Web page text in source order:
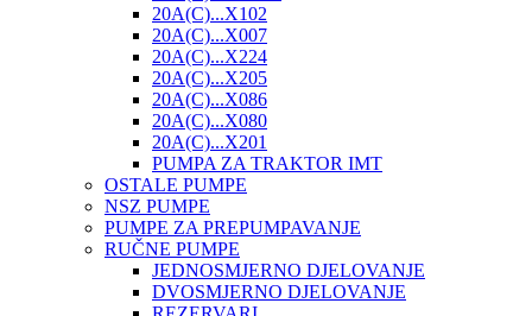
20A(C)...X102
20A(C)...X007
20A(C)...X224
20A(C)...X205
20A(C)...X086
20A(C)...X080
20A(C)...X201
PUMPA ZA TRAKTOR IMT
OSTALE PUMPE
NSZ PUMPE
PUMPE ZA PREPUMPAVANJE
RUČNE PUMPE
JEDNOSMJERNO DJELOVANJE
DVOSMJERNO DJELOVANJE